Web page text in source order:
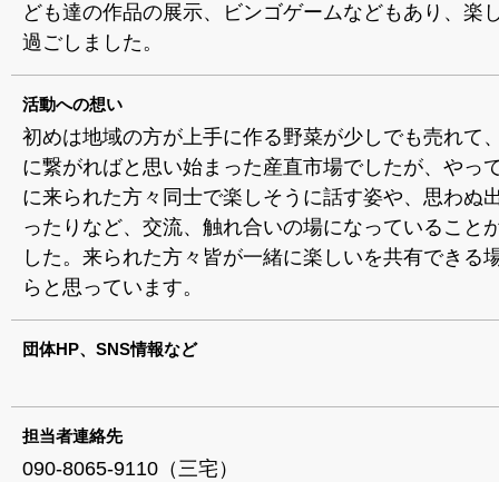
ども達の作品の展示、ビンゴゲームなどもあり、楽
過ごしました。
活動への想い
初めは地域の方が上手に作る野菜が少しでも売れて
に繋がればと思い始まった産直市場でしたが、やっ
に来られた方々同士で楽しそうに話す姿や、思わぬ
ったりなど、交流、触れ合いの場になっていること
した。来られた方々皆が一緒に楽しいを共有できる
らと思っています。
団体HP、SNS情報など
担当者連絡先
090-8065-9110（三宅）